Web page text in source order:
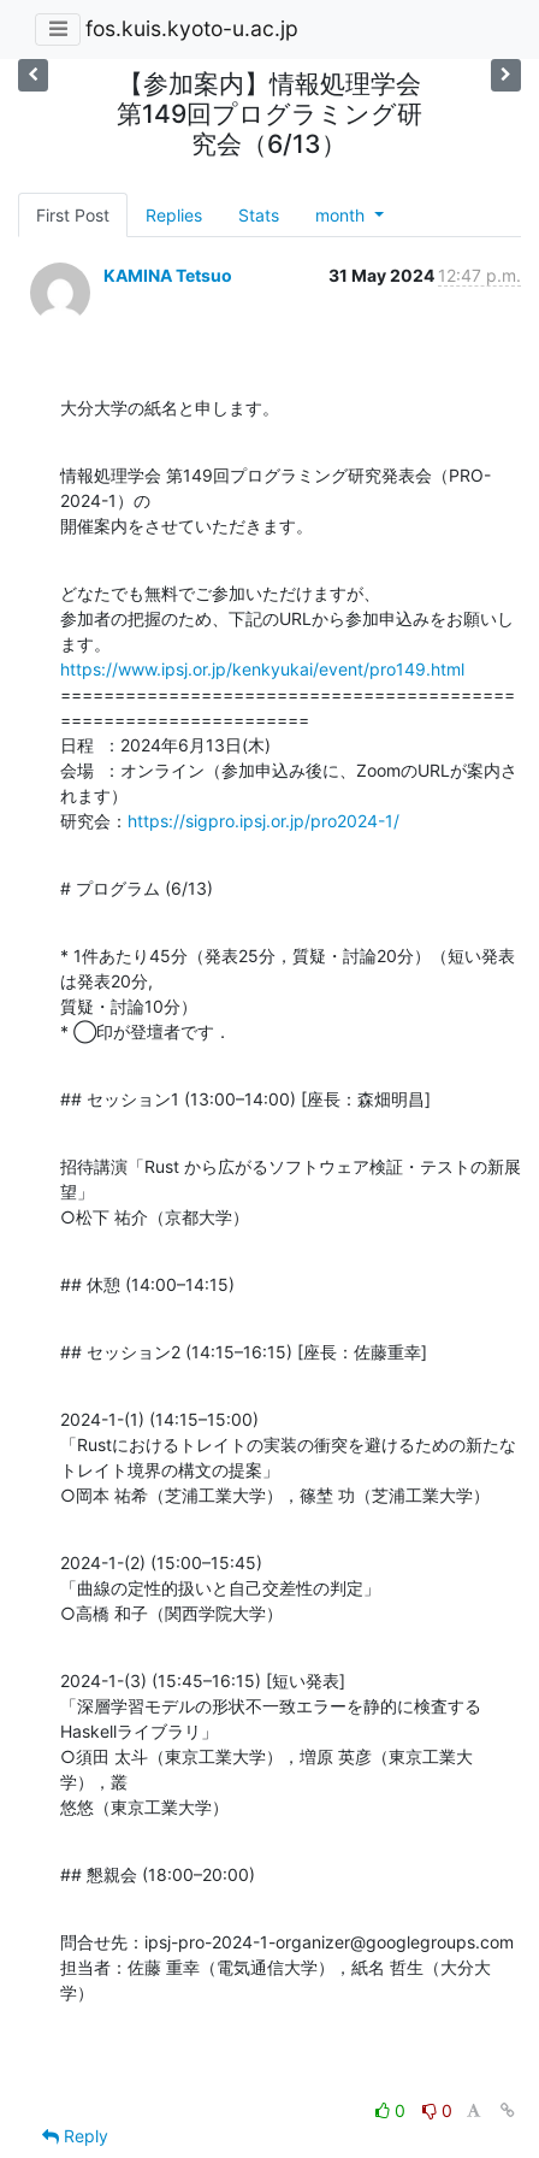
fos.kuis.kyoto-u.ac.jp
【参加案内】情報処理学会
第149回プログラミング研
究会（6/13）
First Post Replies Stats month
KAMINA Tetsuo 31 May 2024 12:47 p.m.
大分大学の紙名と申します。
情報処理学会 第149回プログラミング研究発表会（PRO-
2024-1）の
開催案内をさせていただきます。
どなたでも無料でご参加いただけますが、
参加者の把握のため、下記のURLから参加申込みをお願いし
https://www.ipsj.or.jp/kenkyukai/event/pro149.html
==========================================
=======================
日程  ：2024年6月13日(木)
会場  ：オンライン（参加申込み後に、ZoomのURLが案内さ
れます）
研究会： https://sigpro.ipsj.or.jp/pro2024-1/
# プログラム (6/13)
* 1件あたり45分（発表25分，質疑・討論20分）（短い発表
は発表20分,
質疑・討論10分）
* ◯印が登壇者です．
## セッション1 (13:00–14:00) [座長：森畑明昌]
招待講演「Rust から広がるソフトウェア検証・テストの新展
望」
○松下 祐介（京都大学）
## 休憩 (14:00–14:15)
## セッション2 (14:15–16:15) [座長：佐藤重幸]
2024-1-(1) (14:15–15:00)
「Rustにおけるトレイトの実装の衝突を避けるための新たな
トレイト境界の構文の提案」
○岡本 祐希（芝浦工業大学），篠埜 功（芝浦工業大学）
2024-1-(2) (15:00–15:45)
「曲線の定性的扱いと自己交差性の判定」
○高橋 和子（関西学院大学）
2024-1-(3) (15:45–16:15) [短い発表]
「深層学習モデルの形状不一致エラーを静的に検査する
Haskellライブラリ」
○須田 太斗（東京工業大学），増原 英彦（東京工業大
学），叢
悠悠（東京工業大学）
## 懇親会 (18:00–20:00)
問合せ先：ipsj-pro-2024-1-organizer@googlegroups.com
担当者：佐藤 重幸（電気通信大学），紙名 哲生（大分大
学）
0
0
Reply